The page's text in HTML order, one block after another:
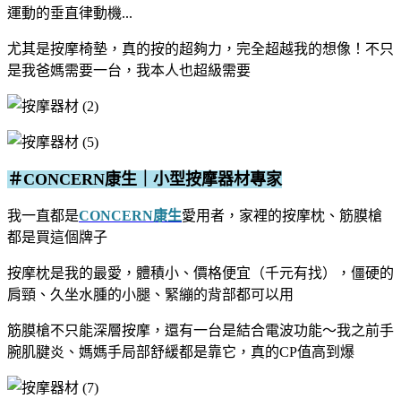
運動的垂直律動機...
尤其是按摩椅墊，真的按的超夠力，完全超越我的想像！不只
是我爸媽需要一台，我本人也超級需要
＃CONCERN康生｜小型按摩器材專家
我一直都是CONCERN康生愛用者，家裡的按摩枕、筋膜槍
都是買這個牌子
按摩枕是我的最愛，體積小、價格便宜（千元有找），僵硬的
肩頸、久坐水腫的小腿、緊繃的背部都可以用
筋膜槍不只能深層按摩，還有一台是結合電波功能～我之前手
腕肌腱炎、媽媽手局部舒緩都是靠它，真的CP值高到爆